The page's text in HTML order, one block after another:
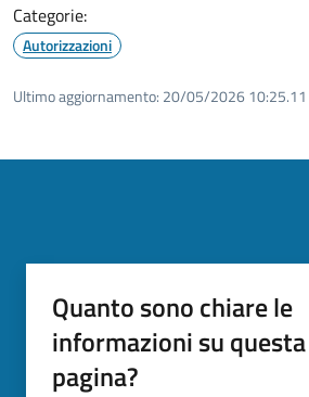
Categorie:
Autorizzazioni
Ultimo aggiornamento: 20/05/2026 10:25.11
Quanto sono chiare le
informazioni su questa
pagina?